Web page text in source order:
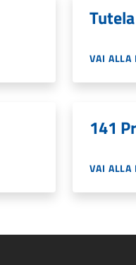
VAI ALLA
141
VAI ALLA